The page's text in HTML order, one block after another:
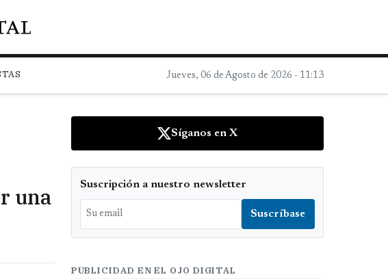
principal
Jueves, 06 de Agosto de 2026 - 11:13
una
Síganos en X
Suscripción a nuestro newsletter
PUBLICIDAD EN EL OJO DIGITAL